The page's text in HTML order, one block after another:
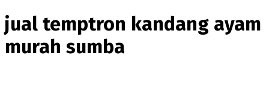
jual temptron kandang ayam
murah sumba